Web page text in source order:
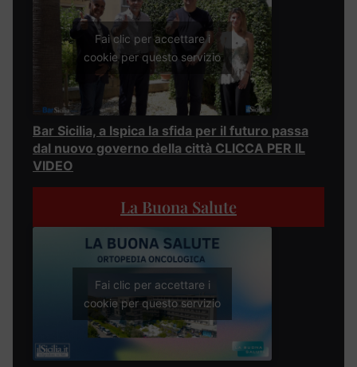
Fai clic per accettare i
cookie per questo servizio
Bar Sicilia, a Ispica la sfida per il futuro passa
dal nuovo governo della città CLICCA PER IL
VIDEO
La Buona Salute
Fai clic per accettare i
cookie per questo servizio